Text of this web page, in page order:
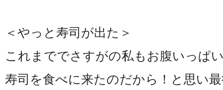
＜やっと寿司が出た＞
これまででさすがの私もお腹いっぱ
寿司を食べに来たのだから！と思い